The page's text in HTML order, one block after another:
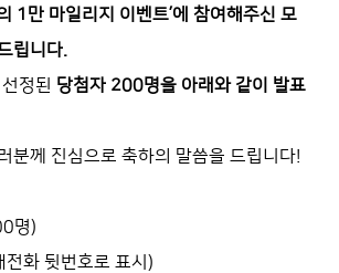
1만 마일리지 이벤트’에 참여해주신 모
립니다.
정된 당첨자 200명을 아래와 같이 발표
분께 진심으로 축하의 말씀을 드립니다!
명)
전화 뒷번호로 표시)